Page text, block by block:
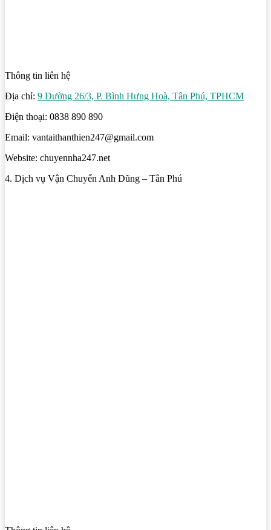
Thông tin liên hệ
Địa chỉ: 9 Đường 26/3, P. Bình Hưng Hoà, Tân Phú, TPHCM
Điện thoại: 0838 890 890
Email: vantaithanthien247@gmail.com
Website: chuyennha247.net
4. Dịch vụ Vận Chuyển Anh Dũng – Tân Phú